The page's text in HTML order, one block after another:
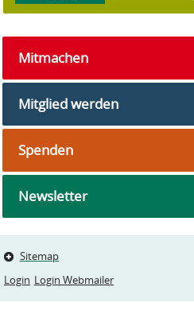
Mitmachen
Mitglied werden
Spenden
Newsletter
Sitemap
Login Login Webmailer